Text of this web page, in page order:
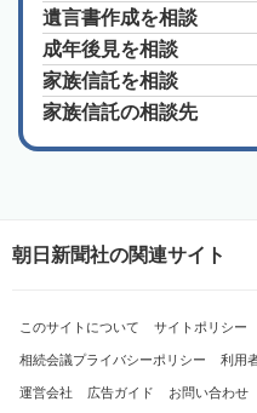
遺言書作成を相談
成年後見を相談
家族信託を相談
家族信託の相談先
朝日新聞社の関連サイト
このサイトについて サイトポリシー
相続会議プライバシーポリシー 利用
運営会社 広告ガイド お問い合わせ